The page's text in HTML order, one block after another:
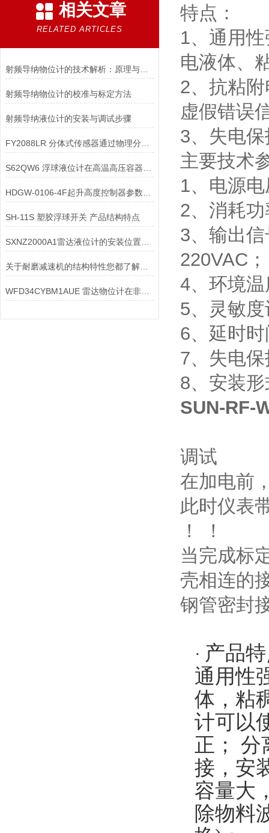
相关文章
RELATED ARTICLES
射频导纳物位计的技术解析：原理与应用
射频导纳物位计的校准与标定方法
射频导纳液位计的安装与调试步骤
SH-11S 塑胶浮球开关 产品结构特点
关于耐磨减速机的结构特性您都了解吗？
WFD34CYBM1AUE 雷达物位计在非接触测量方面有哪些技术优势
特点：
1、通用
电液体、
2、抗粘
虚假错误
3、失电
主要技术
1、电源
2、消耗
3、输出
220VAC；
4、环境
5、灵敏
6、延时
7、失电
8、安装
SUN-RF-
调试
在加电前
此时仪表
！ ！
当完成标
壳相连的
钢管密封
· 产品
通用性
体，粘
计可以
正；
分
接，安
容量大
除物料